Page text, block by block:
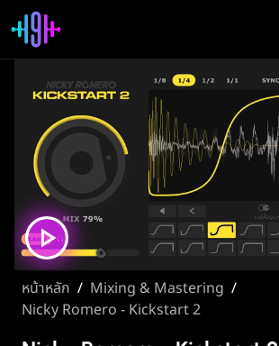
หน้าหลัก / Mixing & Mastering /
Nicky Romero - Kickstart 2